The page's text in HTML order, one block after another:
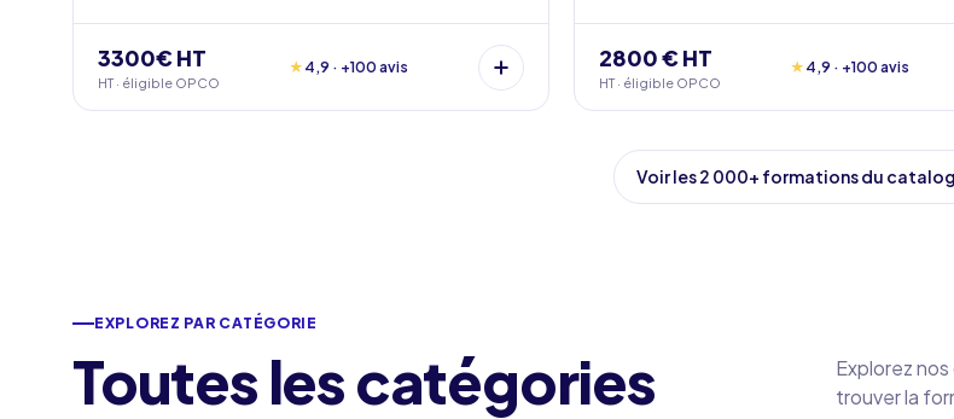
3300€ HT
HT · éligible OPCO
★ 4,9 · +100 avis 2800 € HT
HT · éligible OPCO
★ 4,9 · +100 avis
Voir les 2 000+ formations du
EXPLOREZ PAR CATÉGORIE
Toutes les catégories
Explorez
trouver la